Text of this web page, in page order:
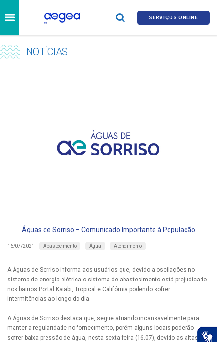
SERVIÇOS ONLINE
NOTÍCIAS
Águas de Sorriso – Comunicado Importante à População
16/07/2021 Abastecimento Água Atendimento
A Águas de Sorriso informa aos usuários que, devido a oscilações no
sistema de energia elétrica o sistema de abastecimento está prejudicado
nos bairros Portal Kaiabi, Tropical e Califórnia podendo sofrer
intermitências ao longo do dia.
A Águas de Sorriso destaca que, segue atuando incansavelmente para
manter a regularidade no fornecimento, porém alguns locais poderão
sofrer baixa pressão de água, nesta sexta-feira (16.07), devido as altas